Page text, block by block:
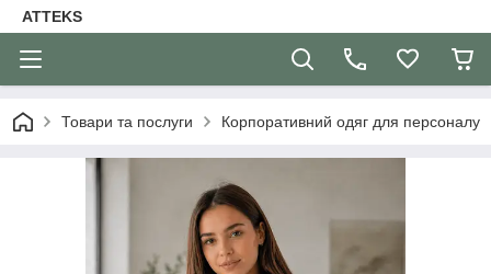
ATTEKS
Товари та послуги Корпоративний одяг для персоналу